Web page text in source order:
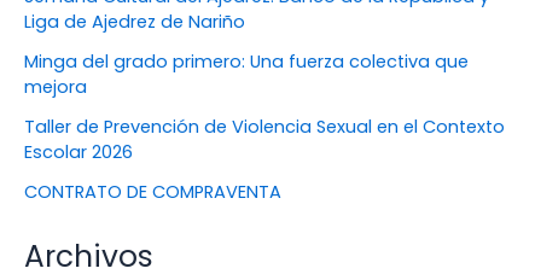
Liga de Ajedrez de Nariño
Minga del grado primero: Una fuerza colectiva que
mejora
Taller de Prevención de Violencia Sexual en el Contexto
Escolar 2026
CONTRATO DE COMPRAVENTA
Archivos